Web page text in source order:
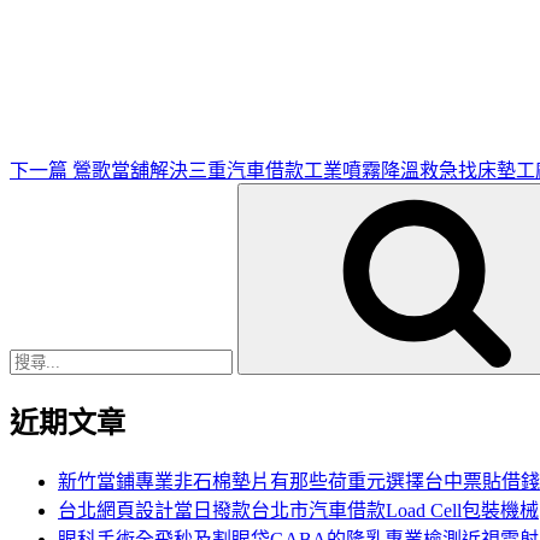
下一篇 鶯歌當舖解決三重汽車借款工業噴霧降溫救急找床墊工
近期文章
新竹當鋪專業非石棉墊片有那些荷重元選擇台中票貼借錢
台北網頁設計當日撥款台北市汽車借款Load Cell包裝機械